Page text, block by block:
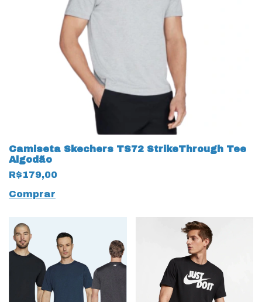
Camiseta Skechers TS72 StrikeThrough Tee
Algodão
R$179,00
Comprar